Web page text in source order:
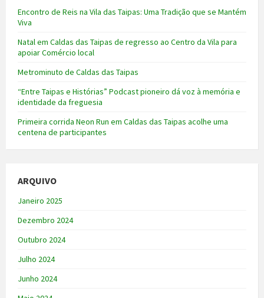
Encontro de Reis na Vila das Taipas: Uma Tradição que se Mantém
Viva
Natal em Caldas das Taipas de regresso ao Centro da Vila para
apoiar Comércio local
Metrominuto de Caldas das Taipas
“Entre Taipas e Histórias” Podcast pioneiro dá voz à memória e
identidade da freguesia
Primeira corrida Neon Run em Caldas das Taipas acolhe uma
centena de participantes
ARQUIVO
Janeiro 2025
Dezembro 2024
Outubro 2024
Julho 2024
Junho 2024